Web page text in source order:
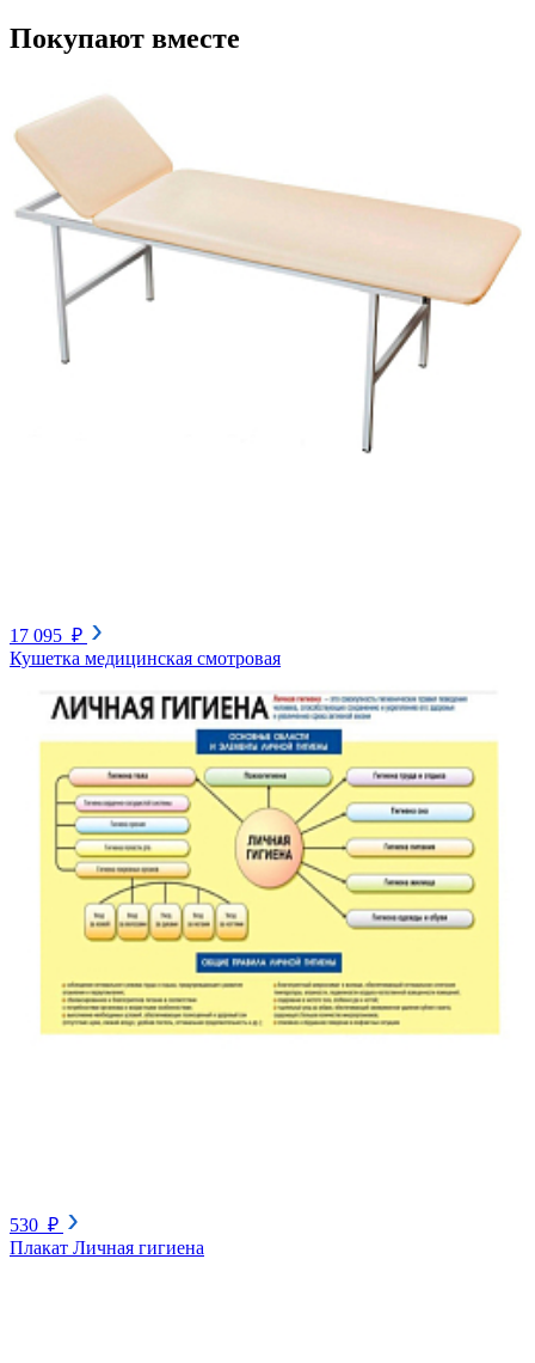
Покупают вместе
17 095 ₽
Кушетка медицинская смотровая
530 ₽
Плакат Личная гигиена